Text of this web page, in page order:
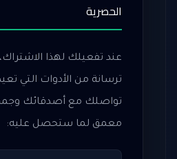
الحصرية
عند تفعيلك لهذا
ترسانة من الأدوات التي
تواصلك مع أصدقائك
معمق لما ستحصل عليه: